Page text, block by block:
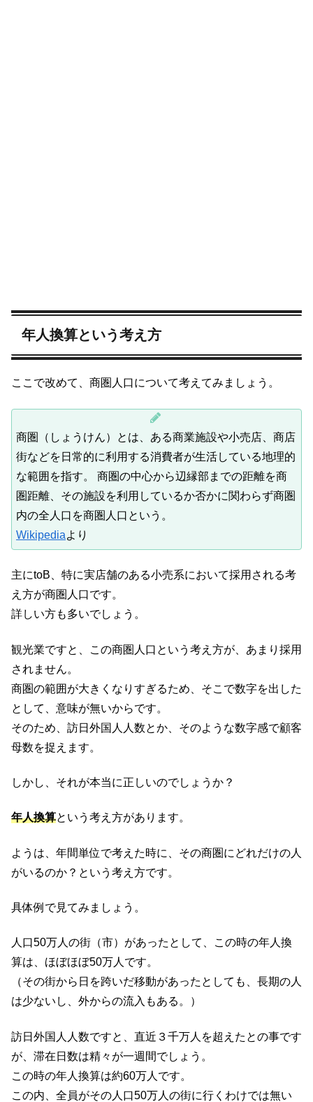
年人換算という考え方
ここで改めて、商圏人口について考えてみましょう。
商圏（しょうけん）とは、ある商業施設や小売店、商店
街などを日常的に利用する消費者が生活している地理的
な範囲を指す。 商圏の中心から辺縁部までの距離を商
圏距離、その施設を利用しているか否かに関わらず商圏
内の全人口を商圏人口という。
Wikipediaより
主にtoB、特に実店舗のある小売系において採用される考
え方が商圏人口です。
詳しい方も多いでしょう。
観光業ですと、この商圏人口という考え方が、あまり採用
されません。
商圏の範囲が大きくなりすぎるため、そこで数字を出した
として、意味が無いからです。
そのため、訪日外国人人数とか、そのような数字感で顧客
母数を捉えます。
しかし、それが本当に正しいのでしょうか？
年人換算という考え方があります。
ようは、年間単位で考えた時に、その商圏にどれだけの人
がいるのか？という考え方です。
具体例で見てみましょう。
人口50万人の街（市）があったとして、この時の年人換
算は、ほぼほぼ50万人です。
（その街から日を跨いだ移動があったとしても、長期の人
は少ないし、外からの流入もある。）
訪日外国人人数ですと、直近３千万人を超えたとの事です
が、滞在日数は精々が一週間でしょう。
この時の年人換算は約60万人です。
この内、全員がその人口50万人の街に行くわけでは無い